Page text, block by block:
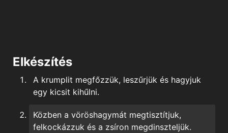
Elkészítés
A krumplit megfőzzük, leszűrjük és hagyjuk
egy kicsit kihűlni.
Közben a vöröshagymát megtisztítjuk,
felkockázzuk és a zsíron megdinszteljük.